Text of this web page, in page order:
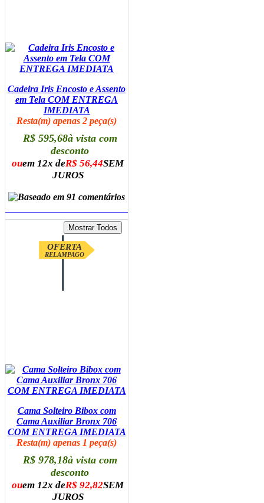
Cadeira Iris Encosto e Assento
em Tela COM ENTREGA
IMEDIATA
Resta(m) apenas 2 peça(s)
R$ 595,68à vista com
desconto
ouem 12x deR$ 56,44SEM
JUROS
OFERTA
RELAMPAGO
Cama Solteiro Bibox com
Cama Auxiliar Bronx 706
COM ENTREGA IMEDIATA
Resta(m) apenas 1 peça(s)
R$ 978,18à vista com
desconto
ouem 12x deR$ 92,82SEM
JUROS